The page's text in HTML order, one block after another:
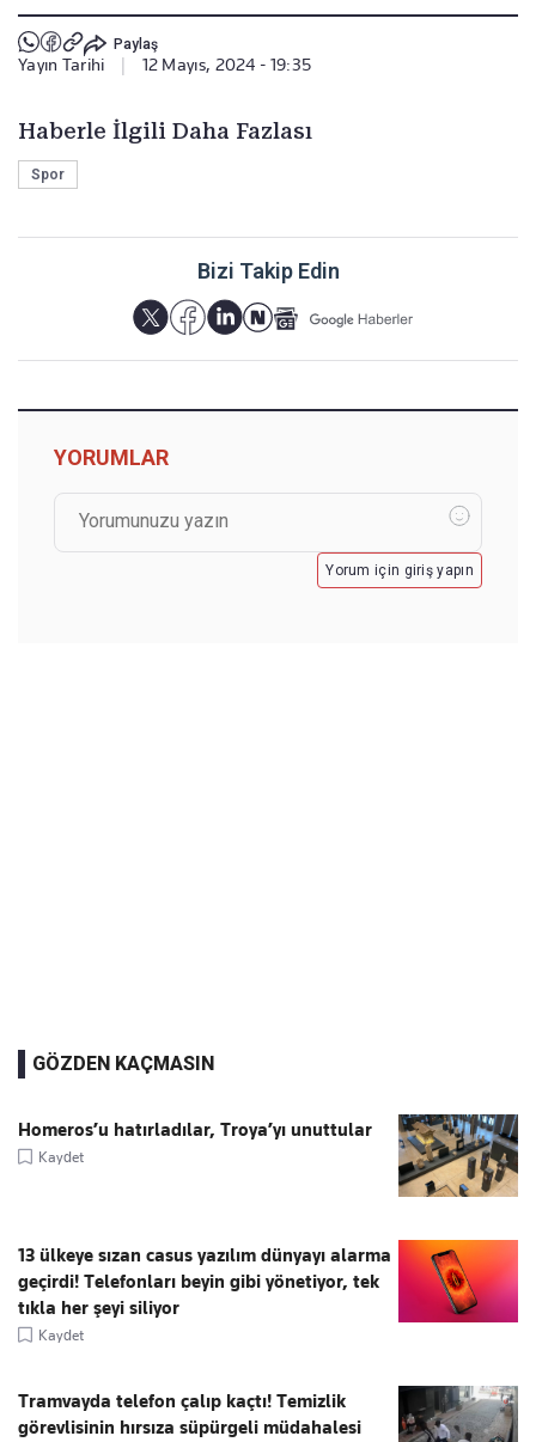
Paylaş
Yayın Tarihi 12 Mayıs, 2024 - 19:35
Haberle İlgili Daha Fazlası
Spor
Bizi Takip Edin
YORUMLAR
Yorum için giriş yapın
GÖZDEN KAÇMASIN
Homeros’u hatırladılar, Troya’yı unuttular
Kaydet
13 ülkeye sızan casus yazılım dünyayı alarma
geçirdi! Telefonları beyin gibi yönetiyor, tek
tıkla her şeyi siliyor
Kaydet
Tramvayda telefon çalıp kaçtı! Temizlik
görevlisinin hırsıza süpürgeli müdahalesi